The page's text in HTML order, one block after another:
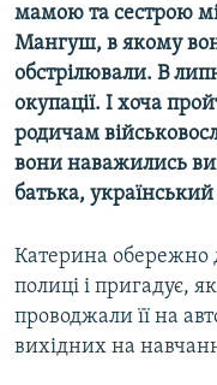
Усі сайти RFE/RL
мамою та сестрою
Мангуш, в якому
обстрілювали. В
окупації. І хоча
родичам
вони наважились
батька,
Катерина обережно
полиці і пригадує,
проводжали її на
вихідних на